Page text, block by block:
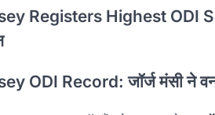
Registers Highest ODI
ODI Record: जॉर्ज मंसी ने